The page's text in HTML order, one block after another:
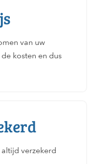
van uw
kosten en dus
verzekerd